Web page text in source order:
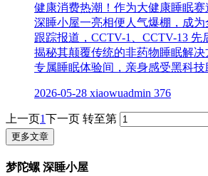
健康消费热潮！作为大健康睡眠
深睡小屋一亮相便人气爆棚，成
跟踪报道，CCTV-1、CCTV-13
揭秘其颠覆传统的非药物睡眠解
专属睡眠体验间，亲身感受黑科技
2026-05-28 xiaowuadmin 376
上一页1下一页 转至第
更多文章
梦陀螺 深睡小屋